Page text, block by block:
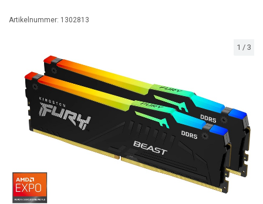
1 / 3
Artikelnummer: 1302813